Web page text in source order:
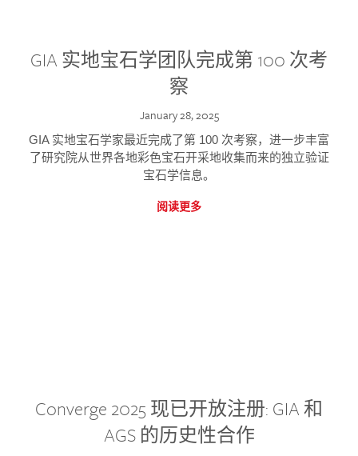
GIA 实地宝石学团队完成第 100 次考
察
January 28, 2025
GIA 实地宝石学家最近完成了第 100 次考察，进一步丰富
了研究院从世界各地彩色宝石开采地收集而来的独立验证
宝石学信息。
阅读更多
Converge 2025 现已开放注册: GIA 和
AGS 的历史性合作